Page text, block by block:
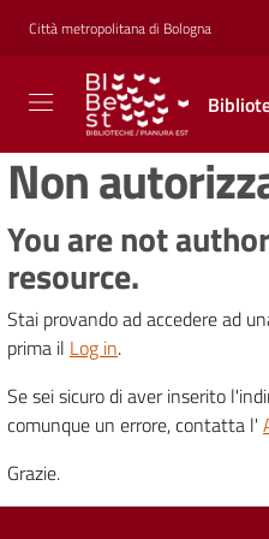
Vai al contenuto
Vai alla navigazione
Vai al footer
Città metropolitana di Bologna
Biblioteche
Pianura
Est
CONOSCERE,
CREARE,
Biblioteche
Cosa
offriamo
Non
You are not
resource.
Stai provando ad accedere ad
prima il Log in.
Se sei sicuro di aver inserito
comunque un errore, contatta l'
Grazie.